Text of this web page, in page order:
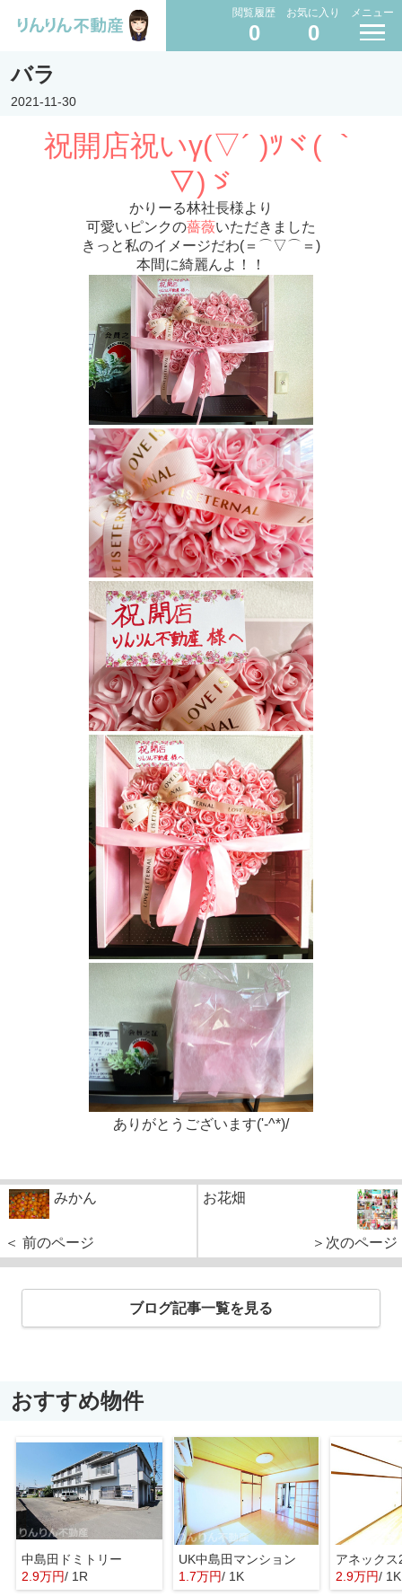
閲覧履歴
0
お気に入り
0
メニュー
バラ
2021-11-30
祝開店祝いγ(▽´ )ﾂヾ( ｀
▽)ゞ
かりーる林社長様より
可愛いピンクの薔薇いただきました
きっと私のイメージだわ(＝⌒▽⌒＝)
本間に綺麗んよ！！
ありがとうございます('-^*)/
みかん
＜ 前のページ
お花畑
＞次のページ
ブログ記事一覧を見る
おすすめ物件
中島田ドミトリー
2.9万円/ 1R
UK中島田マンション
1.7万円/ 1K
アネックス
2.9万円/ 1K